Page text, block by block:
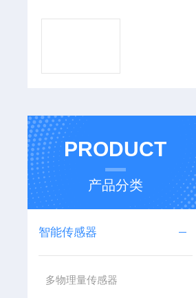
PRODUCT
产品分类
智能传感器
多物理量传感器